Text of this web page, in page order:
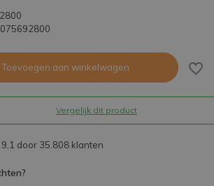
Toevoegen aan winkelwagen
Vergelijk dit product
door 35.808 klanten